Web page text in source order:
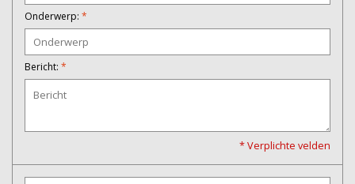
Onderwerp: *
Bericht: *
* Verplichte velden